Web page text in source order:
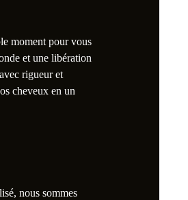
moment pour vous
et une libération
rigueur et
cheveux en un
nous sommes